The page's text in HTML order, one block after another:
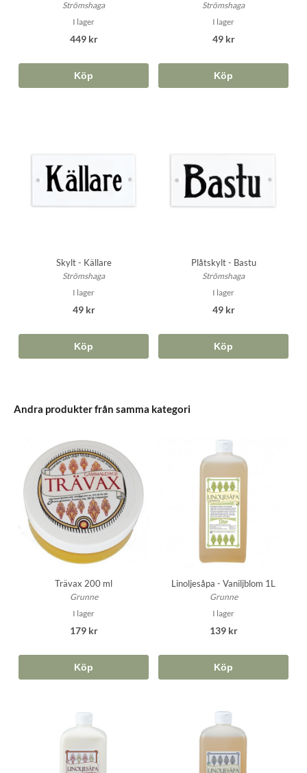
Strömshaga
I lager
449 kr
Köp
Strömshaga
I lager
49 kr
Köp
Skylt - Källare
Strömshaga
I lager
49 kr
Köp
Plåtskylt - Bastu
Strömshaga
I lager
49 kr
Köp
Andra produkter från samma kategori
Trävax 200 ml
Grunne
I lager
179 kr
Köp
Linoljesåpa - Vaniljblom 1L
Grunne
I lager
139 kr
Köp